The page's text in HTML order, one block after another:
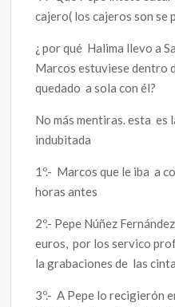
cajero( los cajeros son
¿ por qué Halima llevo a
Marcos estuviese dentro
quedado a sola con él?
No más mentiras. esta es
indubitada
1º.- Marcos que le iba a
horas antes
2º.- Pepe Núñez
euros, por los servico
la grabaciones de las
3º.- A Pepe lo recigierón